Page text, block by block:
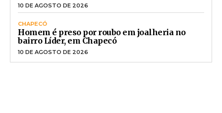
10 DE AGOSTO DE 2026
CHAPECÓ
Homem é preso por roubo em joalheria no
bairro Líder, em Chapecó
10 DE AGOSTO DE 2026